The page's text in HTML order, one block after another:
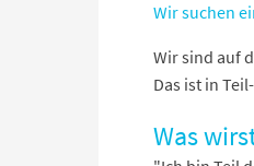
Wir suchen
Wir sind auf
Das ist in
Was